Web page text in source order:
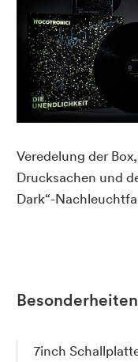
Veredelung der
Drucksachen und
Dark“-
7inch